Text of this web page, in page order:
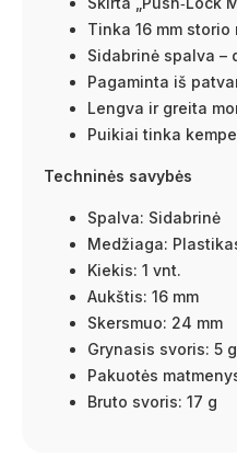
Tinka 16 mm storio
Sidabrinė spalva –
Pagaminta iš
Lengva ir greita
Puikiai tinka
Techninės savybės
Spalva: Sidabrinė
Medžiaga:
Kiekis: 1 vnt.
Aukštis: 16 mm
Skersmuo: 24 mm
Grynasis svoris: 5 g
Pakuotės
Bruto svoris: 17 g